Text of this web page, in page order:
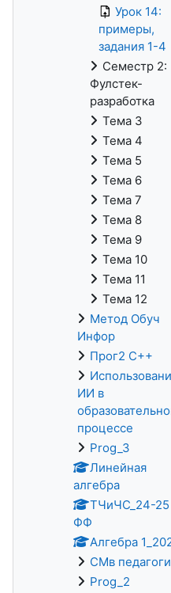
Урок 14:
примеры,
задания 1-4
Семестр 2:
Фулстек-
разработка
Тема 3
Тема 4
Тема 5
Тема 6
Тема 7
Тема 8
Тема 9
Тема 10
Тема 11
Тема 12
Метод Обуч
Инфор
Прог2 С++
ИИ в
процессе
Prog_3
Линейная
алгебра
ТЧиЧС_24-25
ФФ
Алгебра
СМв
Prog_2